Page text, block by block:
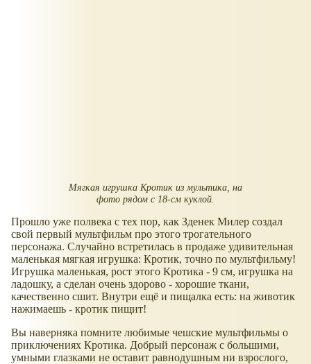
Мягкая игрушка Кротик из мультика, на
фото рядом с 18-см куклой.
Прошло уже полвека с тех пор, как Зденек Милер создал
свой первый мультфильм про этого трогательного
персонажа. Случайно встретилась в продаже удивительная
маленькая мягкая игрушка: Кротик, точно по мультфильму!
Игрушка маленькая, рост этого Кротика - 9 см, игрушка на
ладошку, а сделан очень здорово - хорошие ткани,
качественно сшит. Внутри ещё и пищалка есть: на животик
нажимаешь - кротик пищит!
Вы наверняка помните любимые чешские мультфильмы о
приключениях Кротика. Добрый персонаж с большими,
умными глазками не оставит равнодушным ни взрослого,